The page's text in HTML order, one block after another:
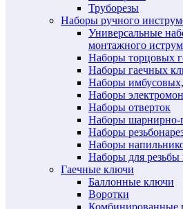
Труборезы
Наборы ручного
Универсальные
монтажного
Наборы торцовых
Наборы гаечных
Наборы
Наборы
Наборы отверток
Наборы шарнирно-
Наборы
Наборы
Наборы для резьбы
Гаечные ключи
Баллонные ключи
Воротки
Комбинированные